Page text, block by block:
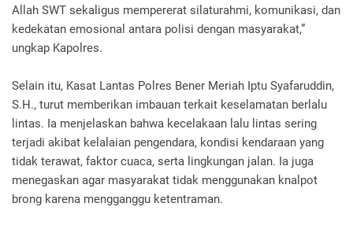
Allah SWT sekaligus mempererat silaturahmi, komunikasi, dan
kedekatan emosional antara polisi dengan masyarakat,”
ungkap Kapolres.
Selain itu, Kasat Lantas Polres Bener Meriah Iptu Syafaruddin,
S.H., turut memberikan imbauan terkait keselamatan berlalu
lintas. Ia menjelaskan bahwa kecelakaan lalu lintas sering
terjadi akibat kelalaian pengendara, kondisi kendaraan yang
tidak terawat, faktor cuaca, serta lingkungan jalan. Ia juga
menegaskan agar masyarakat tidak menggunakan knalpot
brong karena mengganggu ketentraman.